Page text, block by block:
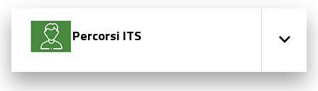
Percorsi ITS